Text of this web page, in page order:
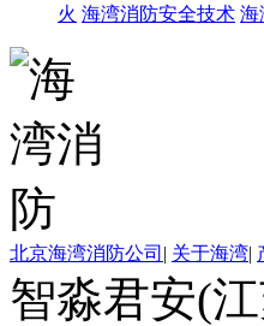
火 海湾消防安全技术 海
北京海湾消防公司 | 关于海湾|
智淼君安(